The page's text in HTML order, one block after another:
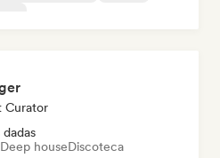
Curator
Deep houseDiscoteca